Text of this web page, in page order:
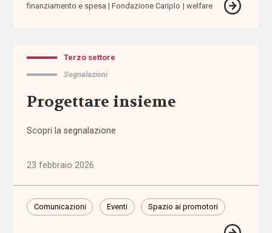
di vita
Inclusione
Assegno
Universale
familiari
finanziamento e spesa Fondazione Cariplo welfare
Terzo settore
Segnalazioni
Progettare insieme
Scopri la segnalazione
23 febbraio 2026
Comunicazioni Eventi Spazio ai promotori